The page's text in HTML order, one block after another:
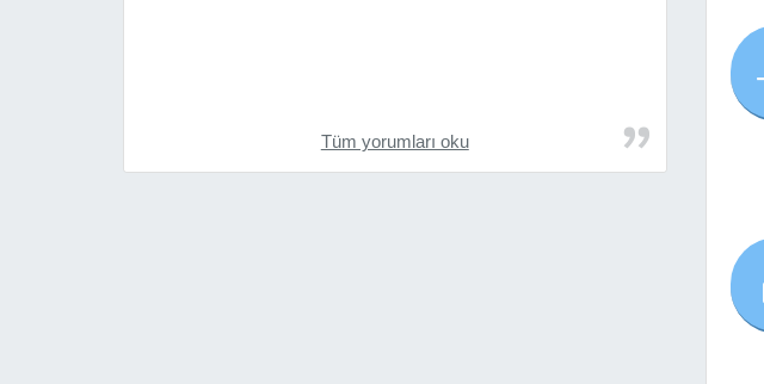
Tüm yorumları oku